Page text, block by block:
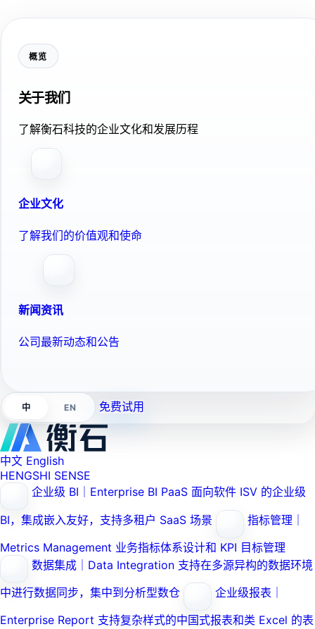
概览
关于我们
了解衡石科技的企业文化和发展历程
企业文化
了解我们的价值观和使命
新闻资讯
公司最新动态和公告
中 EN 免费试用
中文 English
HENGSHI SENSE
企业级 BI｜Enterprise BI PaaS 面向软件 ISV 的企业级
BI，集成嵌入友好，支持多租户 SaaS 场景
指标管理｜
Metrics Management 业务指标体系设计和 KPI 目标管理
数据集成｜Data Integration 支持在多源异构的数据环境
中进行数据同步，集中到分析型数仓
企业级报表｜
Enterprise Report 支持复杂样式的中国式报表和类 Excel 的表